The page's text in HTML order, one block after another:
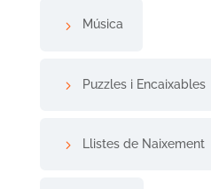
Música
Puzzles i Encaixables
Llistes de Naixement